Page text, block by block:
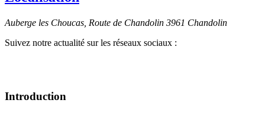
Auberge les Choucas, Route de Chandolin 3961 Chandolin
Suivez notre actualité sur les réseaux sociaux :
Introduction